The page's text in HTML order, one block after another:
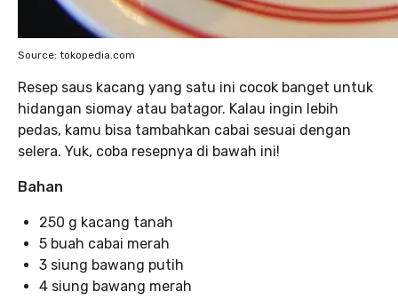
Source: tokopedia.com
Resep saus kacang yang satu ini cocok banget untuk
hidangan siomay atau batagor. Kalau ingin lebih
pedas, kamu bisa tambahkan cabai sesuai dengan
selera. Yuk, coba resepnya di bawah ini!
Bahan
250 g kacang tanah
5 buah cabai merah
3 siung bawang putih
4 siung bawang merah